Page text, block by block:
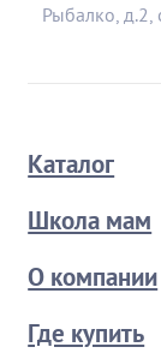
Рыбалко, д.2,
Каталог
Школа мам
О компании
Где купить